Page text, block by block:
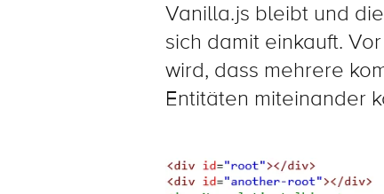
Vanilla.js bleibt und
sich damit einkauft.
wird, dass mehrere
Entitäten miteinander